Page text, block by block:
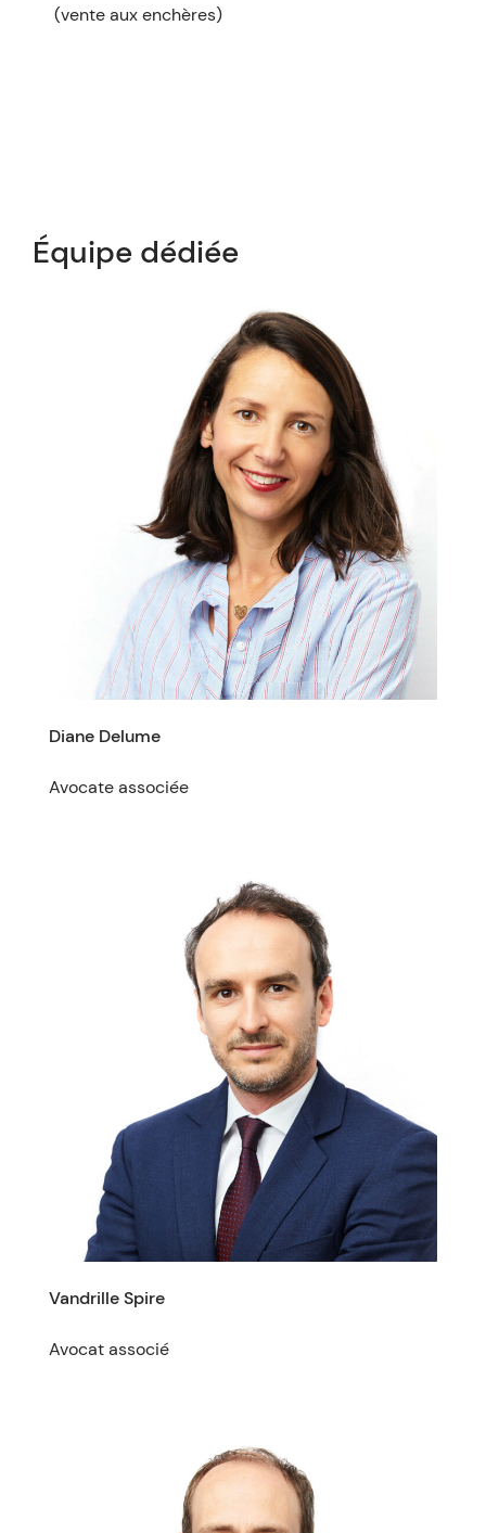
(vente aux enchères)
Équipe dédiée
Diane Delume
Avocate associée
Vandrille Spire
Avocat associé